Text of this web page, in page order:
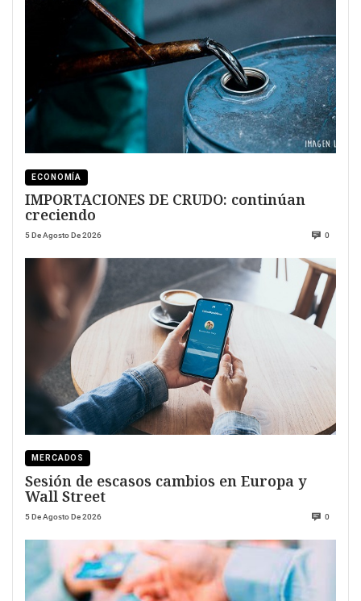
ECONOMÍA
IMPORTACIONES DE CRUDO: continúan
creciendo
5 De Agosto De 2026 0
MERCADOS
Sesión de escasos cambios en Europa y
Wall Street
5 De Agosto De 2026 0